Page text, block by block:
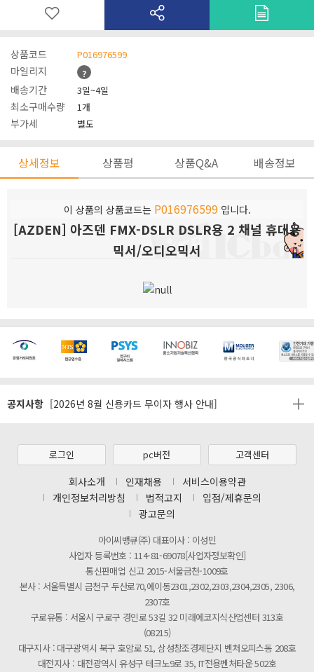
상품코드 P016976599
마일리지 ?
배송기간 3일~4일
최소구매수량 1개
부가세 별도
상세정보 상품평 상품Q&A 배송정보
이 상품의 상품코드는 P016976599입니다.
[AZDEN] 아즈덴 FMX-DSLR DSLR용 2 채널 휴대용
믹서/오디오믹서
공지사항 [2026년 8월 신용카드 무이자 행사 안내]
[마일리지 적립 및 사용 정책 개편 안내]
[2026년 8월 신용카드 무이자 행사 안내]
제31기 정기주주총회 소집통지서
로그인 pc버전 고객센터
회사소개 인재채용
서비스이용약관
개인정보처리방침
법적고지
입점/제휴문의
광고문의
아이씨뱅큐(주) 대표이사 : 이성민
사업자 등록번호 : 114-81-69078[사업자정보확인]
통신판매업 신고 2015-서울금천-1009호
본사 : 서울특별시 금천구 두산로70,에이동2301,2302,2303,2304,2305, 2306,
2307호
구로유통 : 서울시 구로구 경인로 53길 32 미래에코지식산업센터 313호
(08215)
대구지사 : 대구광역시 북구 호암로 51, 삼성창조경제단지 벤처오피스동 208호
대전지사 : 대전광역시 유성구 테크노9로 35, IT전용벤처타운 502호